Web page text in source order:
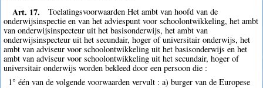
Art. 17.
Toelatingsvoorwaarden Het ambt van hoofd van de
onderwijsinspectie en van het adviespunt voor schoolontwikkeling, het ambt
van onderwijsinspecteur uit het basisonderwijs, het ambt van
onderwijsinspecteur uit het secundair, hoger of universitair onderwijs, het
ambt van adviseur voor schoolontwikkeling uit het basisonderwijs en het
ambt van adviseur voor schoolontwikkeling uit het secundair, hoger of
universitair onderwijs worden bekleed door een persoon die :
1° één van de volgende voorwaarden vervult : a) burger van de Europese